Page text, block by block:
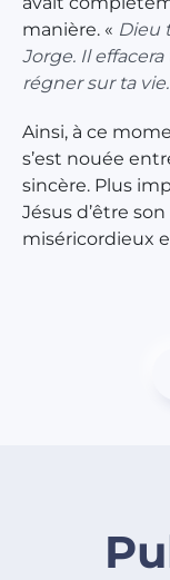
manière. « Dieu
Jorge. Il
régner sur ta vie.
Ainsi, à ce
s’est nouée
sincère. Plus
Jésus d’être
miséricordieux